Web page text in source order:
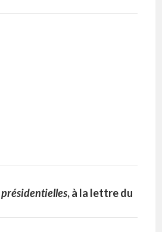
, à la lettre du